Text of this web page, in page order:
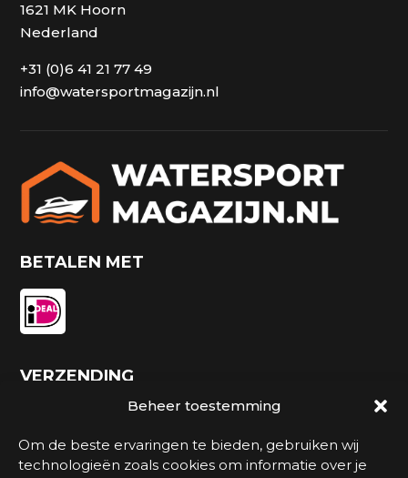
Beheer toestemming
Om de beste ervaringen te bieden, gebruiken wij
technologieën zoals cookies om informatie over je
1621 MK Hoorn
Nederland
+31 (0)6 41 21 77 49
info@watersportmagazijn.nl
BETALEN MET
VERZENDING